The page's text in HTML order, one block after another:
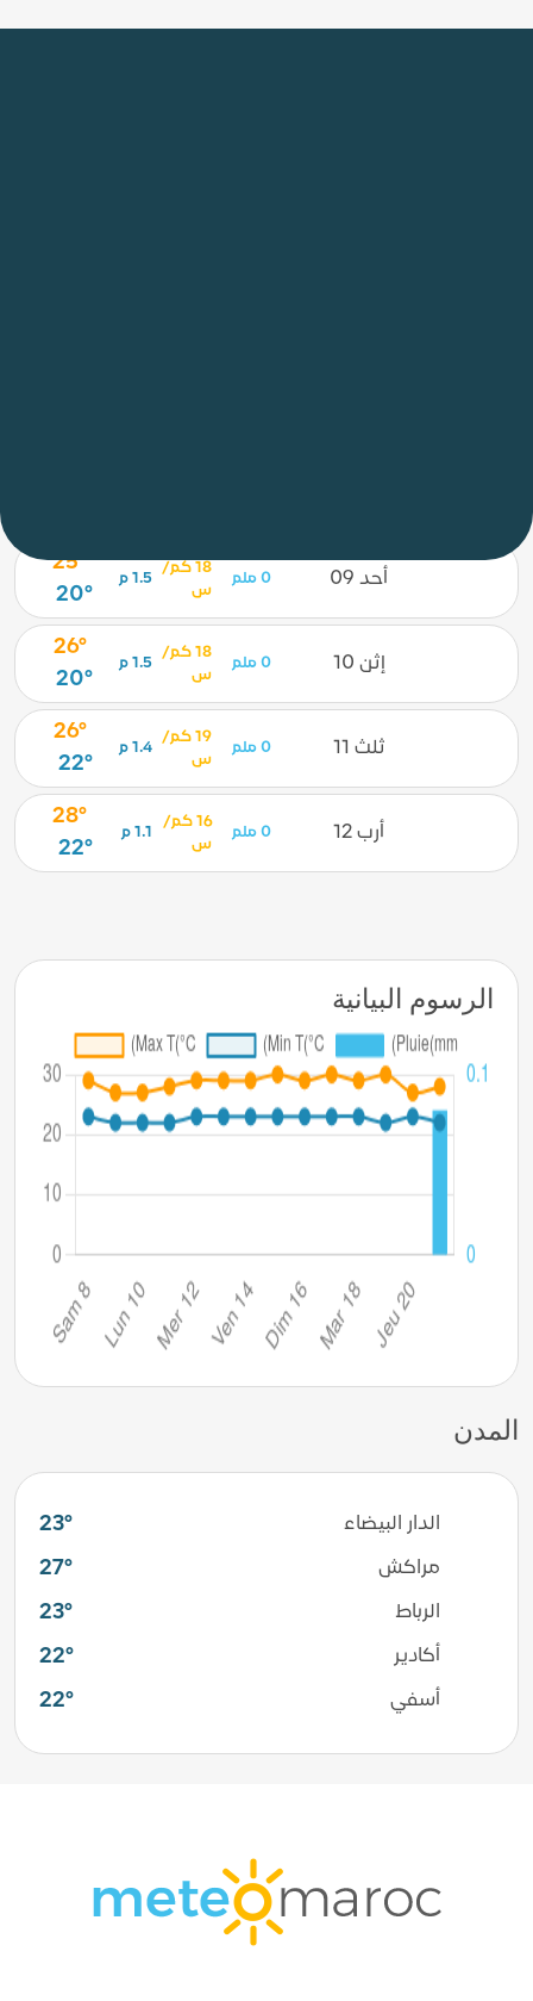
أحد 09 0 ملم
18 كم/
س
1.5 م
25°
20°
إثن 10 0 ملم
18 كم/
س
1.5 م
26°
20°
ثلث 11 0 ملم
19 كم/
س
1.4 م
26°
22°
أرب 12 0 ملم
16 كم/
س
1.1 م
28°
22°
الرسوم البيانية
المدن
الدار البيضاء 23°
مراكش 27°
الرباط 23°
أكادير 22°
أسفي 22°